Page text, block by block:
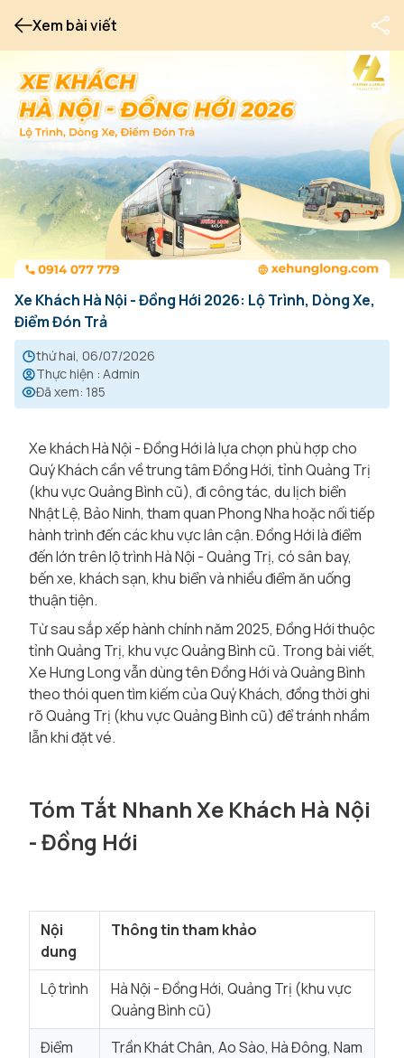
Xem bài viết
Xe Khách Hà Nội - Đồng Hới 2026: Lộ Trình, Dòng Xe,
Điểm Đón Trả
thứ hai, 06/07/2026
Thực hiện : Admin
Đã xem: 185
Xe khách Hà Nội - Đồng Hới là lựa chọn phù hợp cho
Quý Khách cần về trung tâm Đồng Hới, tỉnh Quảng Trị
(khu vực Quảng Bình cũ), đi công tác, du lịch biển
Nhật Lệ, Bảo Ninh, tham quan Phong Nha hoặc nối tiếp
hành trình đến các khu vực lân cận. Đồng Hới là điểm
đến lớn trên lộ trình Hà Nội - Quảng Trị, có sân bay,
bến xe, khách sạn, khu biển và nhiều điểm ăn uống
thuận tiện.
Từ sau sắp xếp hành chính năm 2025, Đồng Hới thuộc
tỉnh Quảng Trị, khu vực Quảng Bình cũ. Trong bài viết,
Xe Hưng Long vẫn dùng tên Đồng Hới và Quảng Bình
theo thói quen tìm kiếm của Quý Khách, đồng thời ghi
rõ Quảng Trị (khu vực Quảng Bình cũ) để tránh nhầm
lẫn khi đặt vé.
Tóm Tắt Nhanh Xe Khách Hà Nội
- Đồng Hới
Nội
dung
Thông tin tham khảo
Lộ trình
Hà Nội - Đồng Hới, Quảng Trị (khu vực
Quảng Bình cũ)
Điểm
Trần Khát Chân, Ao Sào, Hà Đông, Nam